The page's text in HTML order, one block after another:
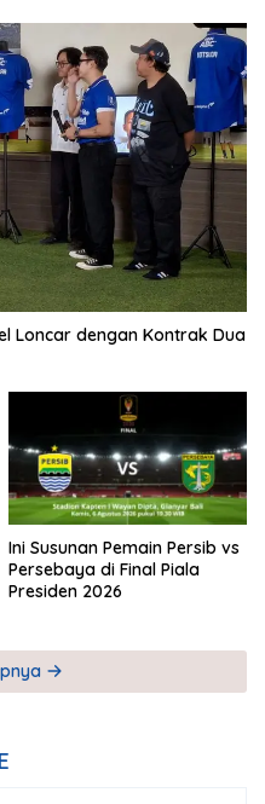
Loncar dengan Kontrak Dua
Ini Susunan Pemain Persib vs
Persebaya di Final Piala
Presiden 2026